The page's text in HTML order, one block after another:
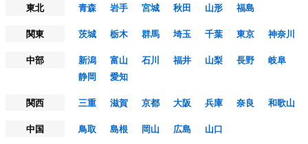
東北
青森 岩手 宮城 秋田 山形
福島
関東
茨城 栃木 群馬 埼玉 千葉 東京
神奈川
中部
新潟 富山 石川 福井 山梨 長野
岐阜
静岡
愛知
関西
三重 滋賀 京都 大阪 兵庫 奈良
和歌山
中国
鳥取 島根 岡山 広島
山口